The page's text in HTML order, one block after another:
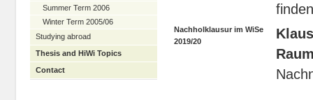
Summer Term 2006
Winter Term 2005/06
Studying abroad
Thesis and HiWi Topics
Contact
Nachholklausur im WiSe
2019/20